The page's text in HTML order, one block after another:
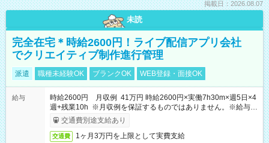
掲載日：2026.08.07
未読
完全在宅＊時給2600円！ライブ配信アプリ会社
でクリエイティブ制作進行管理
派遣 職種未経験OK ブランクOK WEB登録・面接OK
給与
時給2600円 月収例 41万円 時給2600円×実働7h30m×週5日×4
週+残業10h ※月収例を保証するものではありません。※給与即
受取りサービス利用可（利用条件有）
交通費別途支給あり
交通費 1ヶ月3万円を上限として実費支給